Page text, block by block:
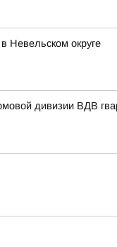
Невельском округе
дивизии ВДВ